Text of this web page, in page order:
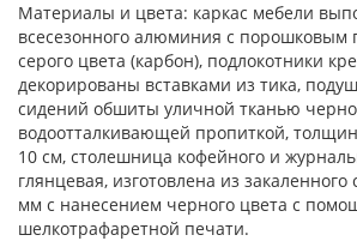
Материалы и цвета: каркас мебели
всесезонного алюминия с порошковым
серого цвета (карбон), подлокотники
декорированы вставками из тика,
сидений обшиты уличной тканью
водоотталкивающей пропиткой,
10 см, столешница кофейного и
глянцевая, изготовлена из
мм с нанесением черного цвета с
шелкотрафаретной печати.